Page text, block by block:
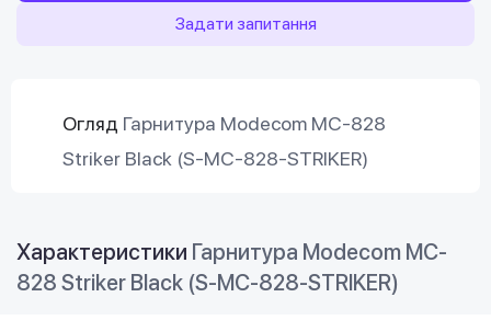
Задати запитання
Огляд Гарнитура Modecom MC-828
Striker Black (S-MC-828-STRIKER)
Характеристики Гарнитура Modecom MC-
828 Striker Black (S-MC-828-STRIKER)